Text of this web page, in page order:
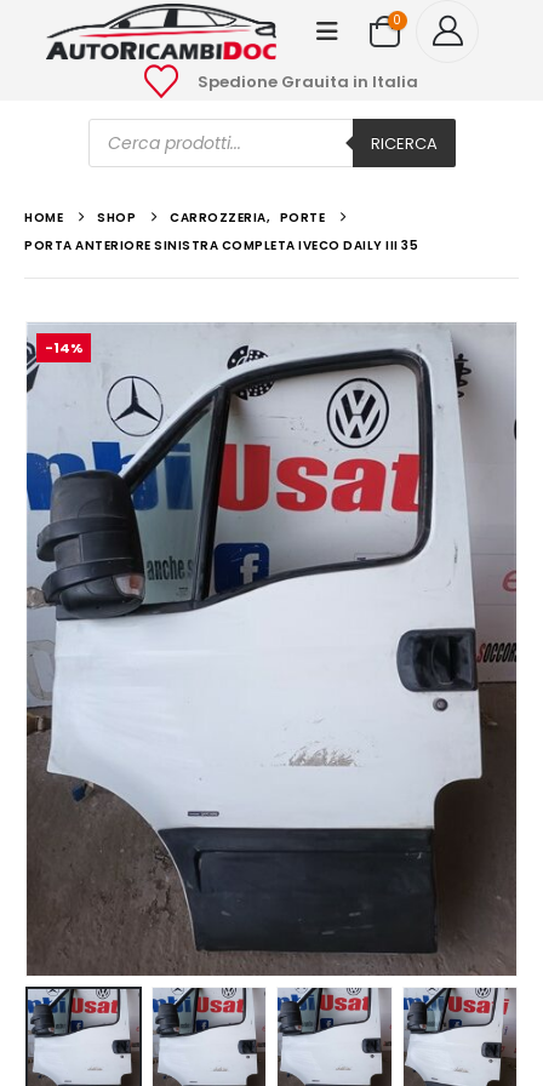
0
Spedione Grauita in Italia
Ricerca
prodotti RICERCA
HOME SHOP CARROZZERIA, PORTE
PORTA ANTERIORE SINISTRA COMPLETA IVECO DAILY III 35
-14%